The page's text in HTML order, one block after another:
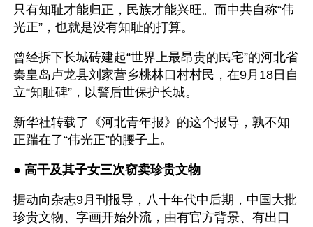
只有知耻才能归正，民族才能兴旺。而中共自称“伟
光正”，也就是没有知耻的打算。
曾经拆下长城砖建起“世界上最昂贵的民宅”的河北省
秦皇岛卢龙县刘家营乡桃林口村村民，在9月18日自
立“知耻碑”，以警后世保护长城。
新华社转载了《河北青年报》的这个报导，孰不知
正踹在了“伟光正”的腰子上。
● 高干及其子女三次窃卖珍贵文物
据动向杂志9月刊报导，八十年代中后期，中国大批
珍贵文物、字画开始外流，由有官方背景、有出口